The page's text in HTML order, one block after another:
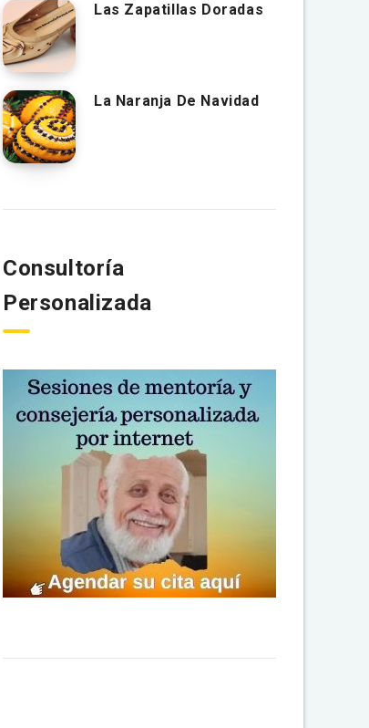
Las Zapatillas Doradas
La Naranja De Navidad
Consultoría
Personalizada